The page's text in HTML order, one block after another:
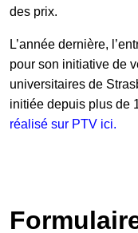
Contact
des prix.
L’année dernière,
pour son initiative de
universitaires de
initiée depuis plus de
réalisé sur PTV ici.